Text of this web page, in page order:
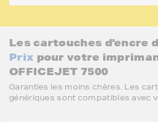
Les cartouches d'encre
Prix pour votre
OFFICEJET 7500
Garanties les moins chères. Les
génériques sont compatibles avec